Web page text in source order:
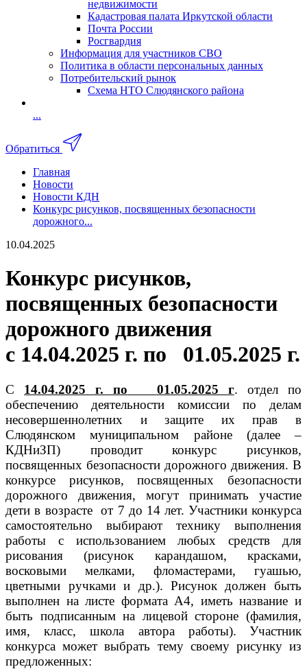
недвижимости
Кадастровая палата Иркутской области
Почта России
Росгвардия
Информация для участников СВО
Политика в области персональных данных
Потребительский рынок
Схема НТО Слюдянского района
...
Обратиться
Главная
Новости
Новости КДН
Конкурс рисунков, посвященных безопасности
дорожного...
10.04.2025
Конкурс рисунков,
посвященных безопасности
дорожного движения
с 14.04.2025 г. по 01.05.2025 г.
С 14.04.2025 г. по 01.05.2025 г. отдел по
обеспечению деятельности комиссии по делам
несовершеннолетних и защите их прав в
Слюдянском муниципальном районе (далее –
КДНиЗП) проводит конкурс рисунков,
посвященных безопасности дорожного движения. В
конкурсе рисунков, посвященных безопасности
дорожного движения, могут принимать участие
дети в возрасте
от 7 до 14 лет. Участники конкурса
самостоятельно выбирают технику выполнения
работы с использованием любых средств для
рисования (рисунок карандашом, красками,
восковыми мелками, фломастерами, гуашью,
цветными ручками и др.). Рисунок должен быть
выполнен на листе формата А4, иметь название и
быть подписанным на лицевой стороне (фамилия,
имя, класс, школа автора работы).
Участник
конкурса может выбрать тему своему рисунку из
предложенных: